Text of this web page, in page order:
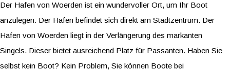
Der Hafen von Woerden ist ein wundervoller Ort, um Ihr Boot
anzulegen. Der Hafen befindet sich direkt am Stadtzentrum. Der
Hafen von Woerden liegt in der Verlängerung des markanten
Singels. Dieser bietet ausreichend Platz für Passanten. Haben Sie
selbst kein Boot? Kein Problem, Sie können Boote bei